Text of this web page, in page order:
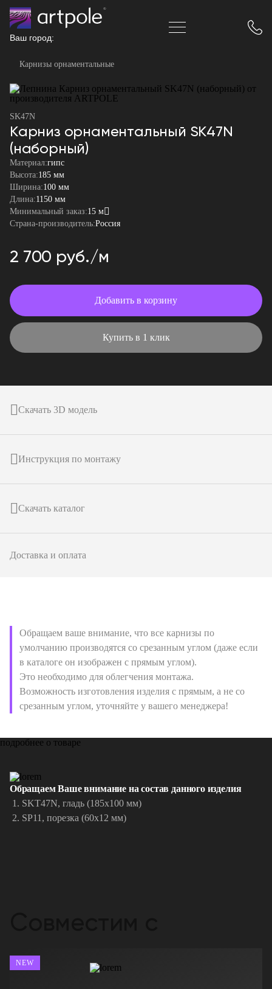
Ваш город:
Карнизы орнаментальные
SK47N
Карниз орнаментальный SK47N
(наборный)
Материал:гипс
Высота:185 мм
Ширина:100 мм
Длина:1150 мм
Минимальный заказ:15 м
Страна-производитель:Россия
2 700 руб./м
Добавить в корзину
Купить в 1 клик
Скачать 3D модель
Инструкция по монтажу
Скачать каталог
Доставка и оплата
Обращаем ваше внимание, что все карнизы по
умолчанию производятся со срезанным углом (даже если
в каталоге он изображен с прямым углом).
Это необходимо для облегчения монтажа.
Возможность изготовления изделия с прямым, а не со
срезанным углом, уточняйте у вашего менеджера!
подробнее о товаре
Обращаем Ваше внимание на состав данного изделия
SKT47N, гладь (185х100 мм)
SP11, порезка (60х12 мм)
NEW